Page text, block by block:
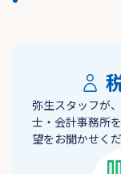
弥生スタッフが
士・会計事務所
望をお聞かせくだ